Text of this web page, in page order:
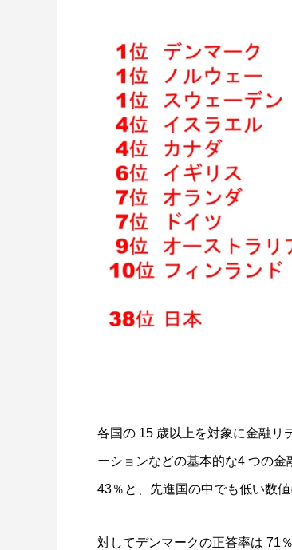
日本とは全く違うニュージーランドの金融
各国の 15 歳以上を対象に金融リ
ーションなどの基本的な4 つの
43％と、先進国の中でも低い数値
対してデンマークの正答率は 71％